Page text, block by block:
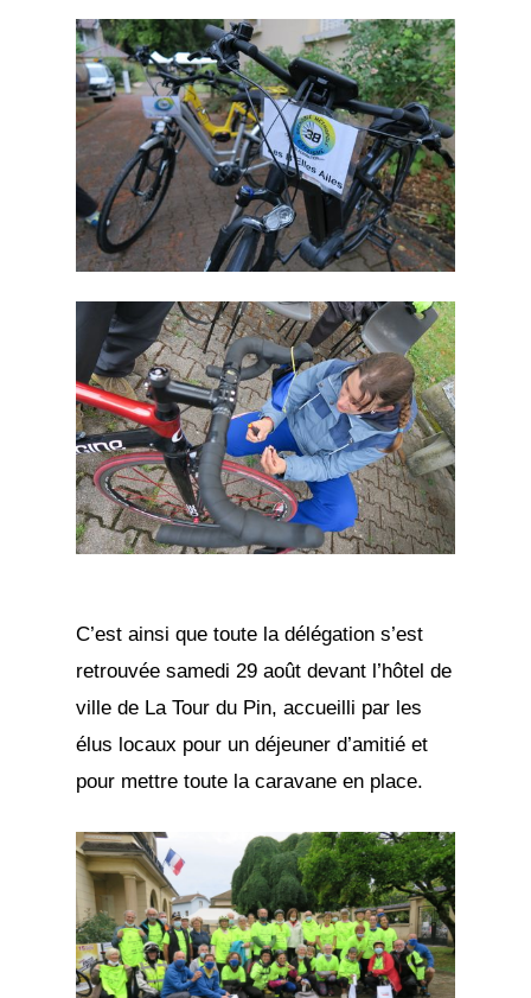
C’est ainsi que toute la délégation s’est
retrouvée samedi 29 août devant l’hôtel de
ville de La Tour du Pin, accueilli par les
élus locaux pour un déjeuner d’amitié et
pour mettre toute la caravane en place.